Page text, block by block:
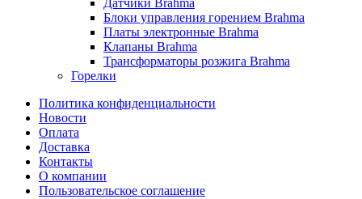
Датчики Brahma
Блоки управления горением Brahma
Платы электронные Brahma
Клапаны Brahma
Трансформаторы розжига Brahma
Горелки
Политика конфиденциальности
Новости
Оплата
Доставка
Контакты
О компании
Пользовательское соглашение